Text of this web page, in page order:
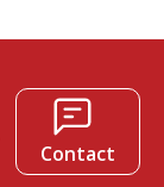
Contact